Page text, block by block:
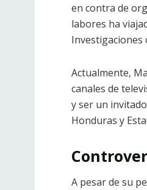
en contra de
labores ha
Investigaciones
Actualmente,
canales de
y ser un
Honduras y
A pesar de su